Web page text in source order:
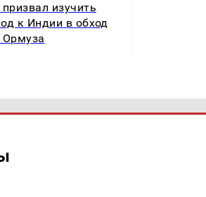
изучить
к Индии в обход